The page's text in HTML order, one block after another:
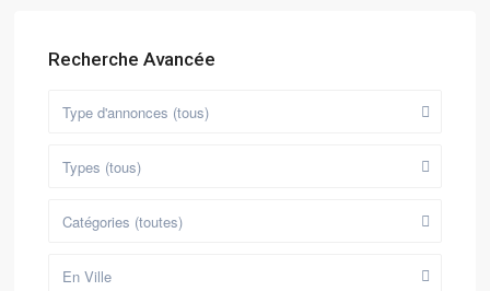
Recherche Avancée
Type d'annonces (tous)
Types (tous)
Catégories (toutes)
En Ville